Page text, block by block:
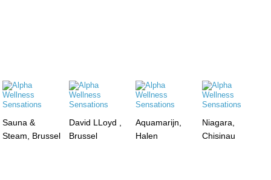
Sauna &
Steam, Brussel
David LLoyd ,
Brussel
Aquamarijn,
Halen
Niagara,
Chisinau